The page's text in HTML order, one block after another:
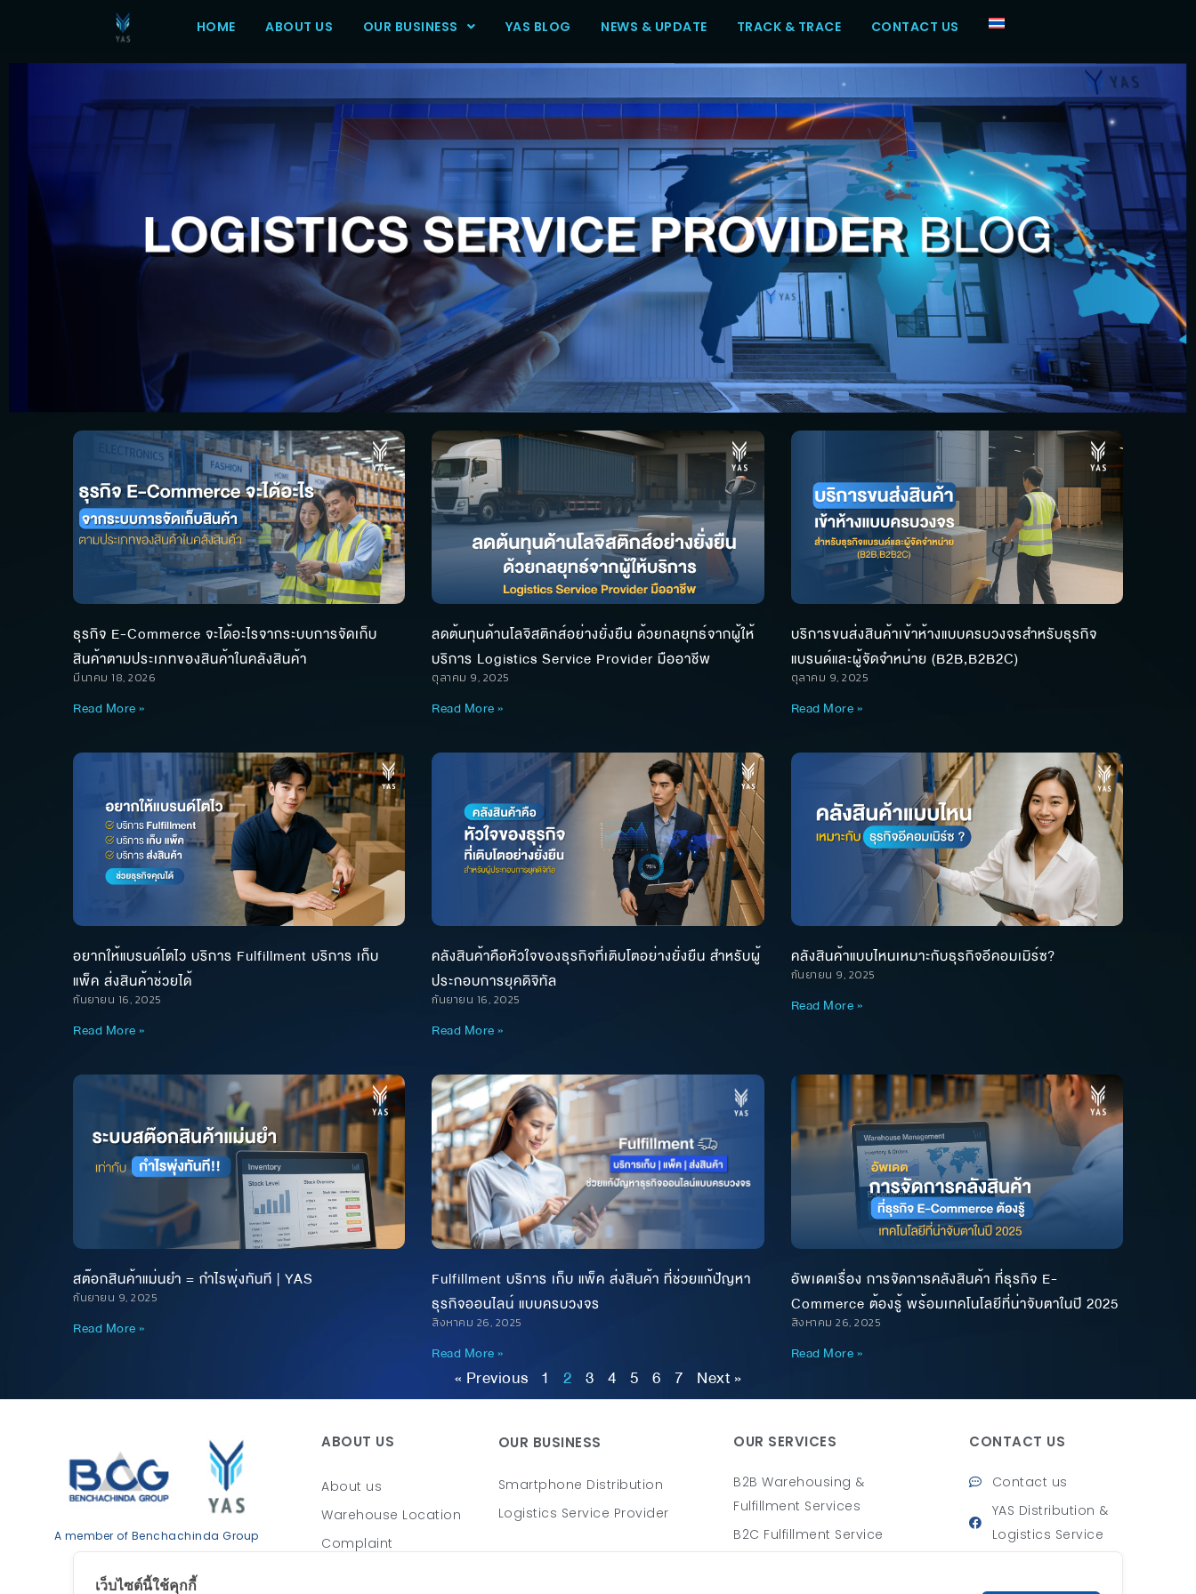
HOME ABOUT US OUR BUSINESS YAS BLOG NEWS & UPDATE TRACK & TRACE CONTACT US
ธุรกิจ E-Commerce จะได้อะไรจากระบบการจัดเก็บ
สินค้าตามประเภทของสินค้าในคลังสินค้า
มีนาคม 18, 2026
Read More »
ลดต้นทุนด้านโลจิสติกส์อย่างยั่งยืน ด้วยกลยุทธ์จากผู้ให้
บริการ Logistics Service Provider มืออาชีพ
ตุลาคม 9, 2025
Read More »
บริการขนส่งสินค้าเข้าห้างแบบครบวงจรสำหรับธุรกิจ
แบรนด์และผู้จัดจำหน่าย (B2B,B2B2C)
ตุลาคม 9, 2025
Read More »
อยากให้แบรนด์โตไว บริการ Fulfillment บริการ เก็บ
แพ็ค ส่งสินค้าช่วยได้
กันยายน 16, 2025
Read More »
คลังสินค้าคือหัวใจของธุรกิจที่เติบโตอย่างยั่งยืน สำหรับผู้
ประกอบการยุคดิจิทัล
กันยายน 16, 2025
Read More »
คลังสินค้าแบบไหนเหมาะกับธุรกิจอีคอมเมิร์ซ?
กันยายน 9, 2025
Read More »
สต๊อกสินค้าแม่นยำ = กำไรพุ่งทันที | YAS
กันยายน 9, 2025
Read More »
Fulfillment บริการ เก็บ แพ็ค ส่งสินค้า ที่ช่วยแก้ปัญหา
ธุรกิจออนไลน์ แบบครบวงจร
สิงหาคม 26, 2025
Read More »
อัพเดตเรื่อง การจัดการคลังสินค้า ที่ธุรกิจ E-
Commerce ต้องรู้ พร้อมเทคโนโลยีที่น่าจับตาในปี 2025
สิงหาคม 26, 2025
Read More »
« Previous 1 2 3 4 5 6 7 Next »
A member of Benchachinda Group
ABOUT US
About us
Warehouse Location
Complaint
OUR BUSINESS
Smartphone Distribution
Logistics Service Provider
OUR SERVICES
B2B Warehousing &
Fulfillment Services
B2C Fulfillment Service
CONTACT US
Contact us
YAS Distribution &
Logistics Service
เว็บไซต์นี้ใช้คุกกี้